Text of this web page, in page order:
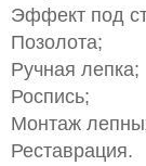
Эффект под
Позолота;
Ручная лепка;
Роспись;
Монтаж
Реставрация.